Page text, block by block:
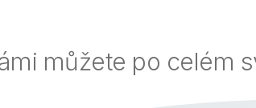
můžete po celém